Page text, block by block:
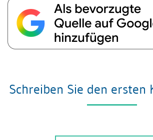
Schreiben Sie den ersten